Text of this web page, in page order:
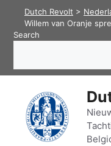
content
Dutch Revolt >
Willem van Oranje
Search